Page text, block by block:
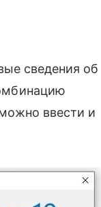
сведения об
ввести и